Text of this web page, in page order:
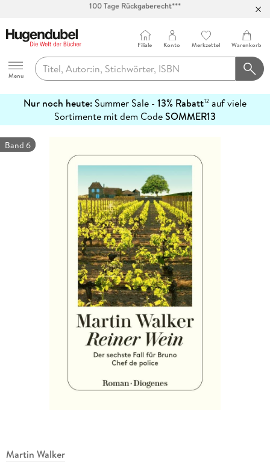
Abholung in über 100 Filialen
Hugendubel
Menu
Filiale Konto Merkzettel Warenkorb
Nur noch heute: Summer Sale - 13% Rabatt12 auf viele
Sortimente mit dem CodeSOMMER13
erfahren
Band 6
Martin Walker